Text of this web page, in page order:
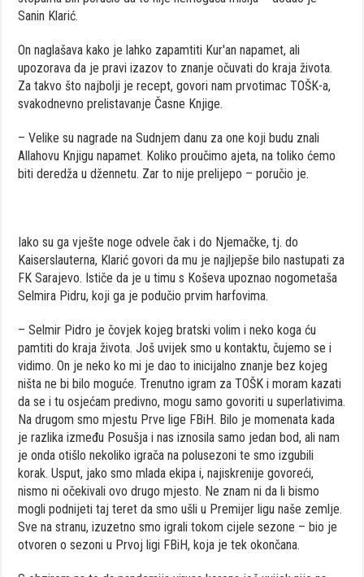
Sanin Klarić.
On naglašava kako je lahko zapamtiti Kur'an napamet, ali
upozorava da je pravi izazov to znanje očuvati do kraja života.
Za takvo što najbolji je recept, govori nam prvotimac TOŠK-a,
svakodnevno prelistavanje Časne Knjige.
– Velike su nagrade na Sudnjem danu za one koji budu znali
Allahovu Knjigu napamet. Koliko proučimo ajeta, na toliko ćemo
biti deredža u džennetu. Zar to nije prelijepo – poručio je.
Iako su ga vješte noge odvele čak i do Njemačke, tj. do
Kaiserslauterna, Klarić govori da mu je najljepše bilo nastupati za
FK Sarajevo. Ističe da je u timu s Koševa upoznao nogometaša
Selmira Pidru, koji ga je podučio prvim harfovima.
– Selmir Pidro je čovjek kojeg bratski volim i neko koga ću
pamtiti do kraja života. Još uvijek smo u kontaktu, čujemo se i
vidimo. On je neko ko mi je dao to inicijalno znanje bez kojeg
ništa ne bi bilo moguće. Trenutno igram za TOŠK i moram kazati
da se i tu osjećam predivno, mogu samo govoriti u superlativima.
Na drugom smo mjestu Prve lige FBiH. Bilo je momenata kada
je razlika između Posušja i nas iznosila samo jedan bod, ali nam
je onda otišlo nekoliko igrača na polusezoni te smo izgubili
korak. Usput, jako smo mlada ekipa i, najiskrenije govoreći,
nismo ni očekivali ovo drugo mjesto. Ne znam ni da li bismo
mogli podnijeti taj teret da smo ušli u Premijer ligu naše zemlje.
Sve na stranu, izuzetno smo igrali tokom cijele sezone – bio je
otvoren o sezoni u Prvoj ligi FBiH, koja je tek okončana.